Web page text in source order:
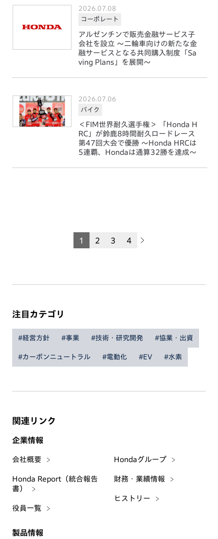
2026.07.08
コーポレート
アルゼンチンで販売金融サービス子
会社を設立 ～二輪車向けの新たな金
融サービスとなる共同購入制度「Sa
ving Plans」を展開～
2026.07.06
バイク
＜FIM世界耐久選手権＞ 「Honda H
RC」が鈴鹿8時間耐久ロードレース
第47回大会で優勝 ～Honda HRCは
5連覇、Hondaは通算32勝を達成～
1 2 3 4
注目カテゴリ
#経営方針 #事業 #技術・研究開発 #協業・出資
#カーボンニュートラル #電動化 #EV #水素
関連リンク
企業情報
会社概要
Honda Report（統合報告
書）
役員一覧
Hondaグループ
財務・業績情報
ヒストリー
製品情報